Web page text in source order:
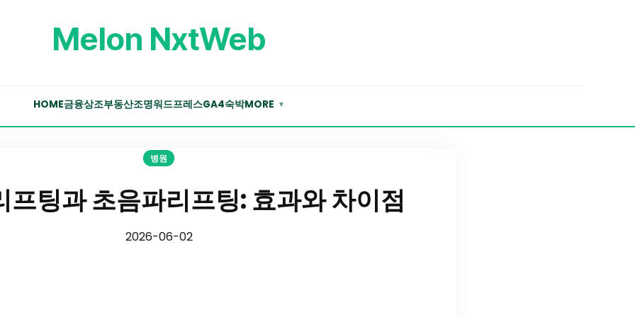
Melon NxtWeb
HOME금융상조부동산조명워드프레스GA4숙박MORE ▼
병원
프팅과 초음파리프팅: 효과와 차이점
2026-06-02